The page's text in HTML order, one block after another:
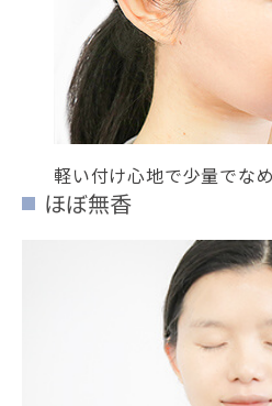
軽い付け心地で少量でな
ほぼ無香